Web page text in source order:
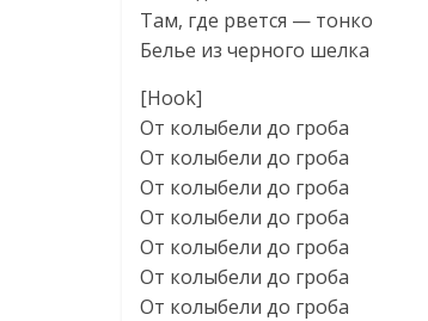
Там, где рвется — тонко
Белье из черного шелка
[Hook]
От колыбели до гроба
От колыбели до гроба
От колыбели до гроба
От колыбели до гроба
От колыбели до гроба
От колыбели до гроба
От колыбели до гроба